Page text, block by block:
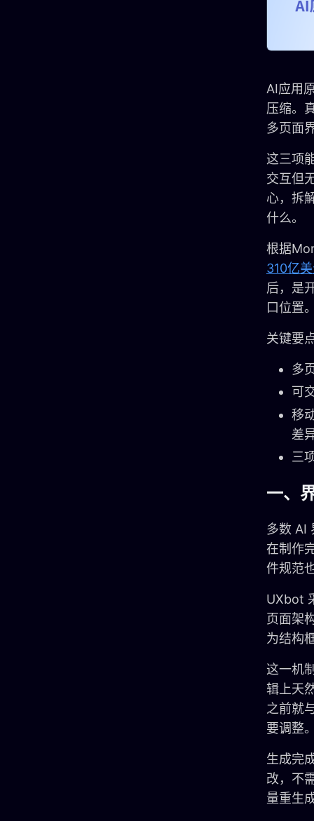
AI应用
压缩。
多页面
这三项
交互但
心，拆
什么。
根据
310亿
后，是
口位置
关键要
多
可
移
差
三
一、
多数 AI
在制作
件规范
UXbot
页面架
为结构
这一机
辑上天
之前就
要调整
生成完
改，不
量重生